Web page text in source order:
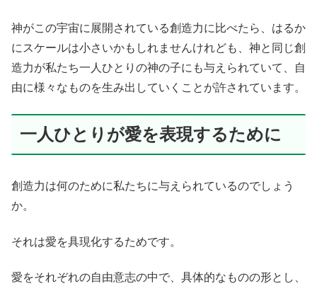
神がこの宇宙に展開されている創造力に比べたら、はるか
にスケールは小さいかもしれませんけれども、神と同じ創
造力が私たち一人ひとりの神の子にも与えられていて、自
由に様々なものを生み出していくことが許されています。
一人ひとりが愛を表現するために
創造力は何のために私たちに与えられているのでしょう
か。
それは愛を具現化するためです。
愛をそれぞれの自由意志の中で、具体的なものの形とし、